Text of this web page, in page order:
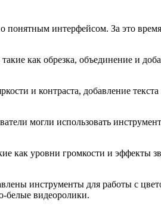
интерфейсом. За это
как обрезка, объединение и
и контраста, добавление текста
могли использовать
как уровни громкости и эффекты
инструменты для работы с
белые видеоролики.